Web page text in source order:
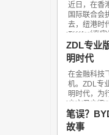
近日，在香
国际联合会
去，纽港时
RWA（真
ZDL专业
明时代
在金融科技
机。ZDL专
明时代，为
产交易市场
笔误？
故事